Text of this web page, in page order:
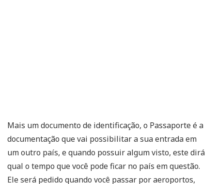
Mais um documento de identificação, o Passaporte é a
documentação que vai possibilitar a sua entrada em
um outro país, e quando possuir algum visto, este dirá
qual o tempo que você pode ficar no país em questão.
Ele será pedido quando você passar por aeroportos,